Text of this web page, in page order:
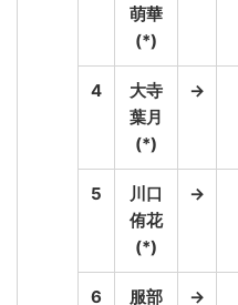
萌華
(*)
4
大寺
葉月
(*)
→
5
川口
侑花
(*)
→
6 服部 →